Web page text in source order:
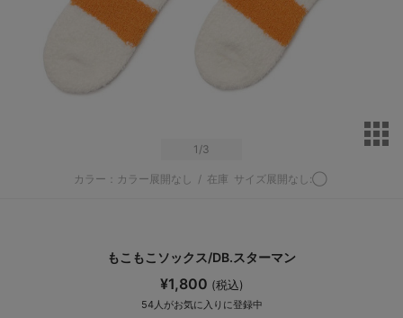
1 /3
カラー：カラー展開なし / 在庫 サイズ展開なし:◯
もこもこソックス/DB.スターマン
¥1,800 (税込)
54 人がお気に入りに登録中